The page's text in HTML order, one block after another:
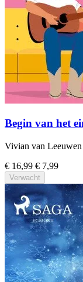
Begin van het
Vivian van Leeuwen
€ 16,99 € 7,99
Verwacht